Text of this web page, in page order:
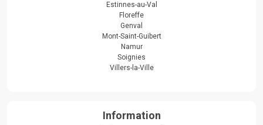
Estinnes-au-Val
Floreffe
Genval
Mont-Saint-Guibert
Namur
Soignies
Villers-la-Ville
Information